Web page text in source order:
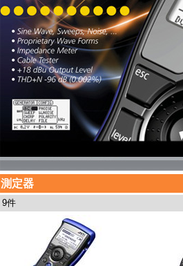
測定器
9件